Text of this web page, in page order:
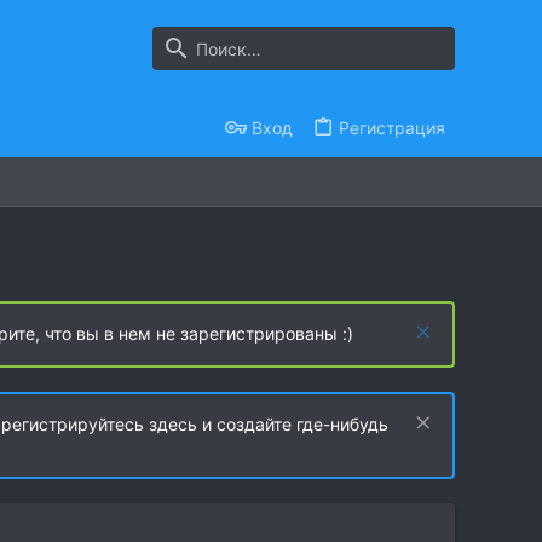
Вход Регистрация
что вы в нем не зарегистрированы :)
здесь и создайте где-нибудь